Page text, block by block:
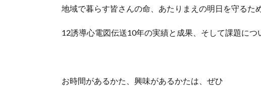
地域で暮らす皆さんの命、あたりまえの明日を守るた
12誘導心電図伝送10年の実績と成果、そして課題につ
お時間があるかた、興味があるかたは、ぜひ